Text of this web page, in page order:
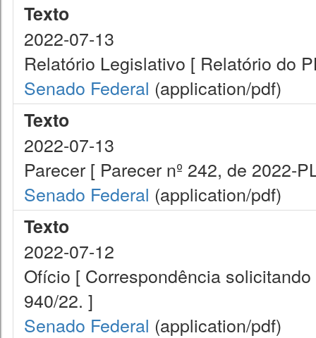
Texto
2022-07-13
Relatório Legislativo [ Relatório do
Senado Federal (application/pdf)
Texto
2022-07-13
Parecer [ Parecer nº 242, de 2022-
Senado Federal (application/pdf)
Texto
2022-07-12
Ofício [ Correspondência
940/22. ]
Senado Federal (application/pdf)